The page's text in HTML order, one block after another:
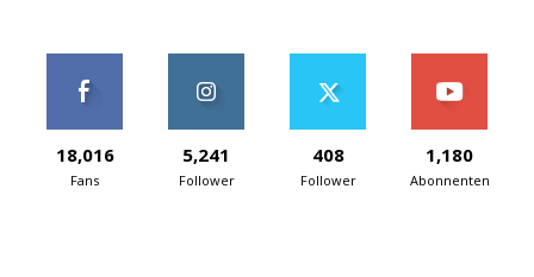
18,016
Fans
5,241
Follower
408
Follower
1,180
Abonnenten